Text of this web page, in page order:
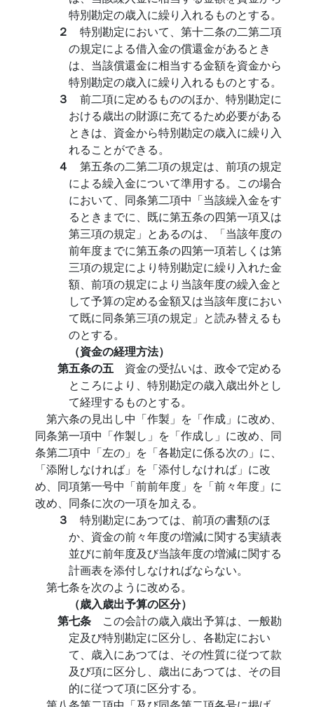
特別勘定の歳入に繰り入れるものとする。
２ 特別勘定において、第十二条の二第二項
の規定による借入金の償還金があるとき
は、当該償還金に相当する金額を資金から
特別勘定の歳入に繰り入れるものとする。
３ 前二項に定めるもののほか、特別勘定に
おける歳出の財源に充てるため必要がある
ときは、資金から特別勘定の歳入に繰り入
れることができる。
４ 第五条の二第二項の規定は、前項の規定
による繰入金について準用する。この場合
において、同条第二項中「当該繰入金をす
るときまでに、既に第五条の四第一項又は
第三項の規定」とあるのは、「当該年度の
前年度までに第五条の四第一項若しくは第
三項の規定により特別勘定に繰り入れた金
額、前項の規定により当該年度の繰入金と
して予算の定める金額又は当該年度におい
て既に同条第三項の規定」と読み替えるも
のとする。
（資金の経理方法）
第五条の五 資金の受払いは、政令で定める
ところにより、特別勘定の歳入歳出外とし
て経理するものとする。
第六条の見出し中「作製」を「作成」に改め、
同条第一項中「作製し」を「作成し」に改め、同
条第二項中「左の」を「各勘定に係る次の」に、
「添附しなければ」を「添付しなければ」に改
め、同項第一号中「前前年度」を「前々年度」に
改め、同条に次の一項を加える。
３ 特別勘定にあつては、前項の書類のほ
か、資金の前々年度の増減に関する実績表
並びに前年度及び当該年度の増減に関する
計画表を添付しなければならない。
第七条を次のように改める。
（歳入歳出予算の区分）
第七条 この会計の歳入歳出予算は、一般勘
定及び特別勘定に区分し、各勘定におい
て、歳入にあつては、その性質に従つて款
及び項に区分し、歳出にあつては、その目
的に従つて項に区分する。